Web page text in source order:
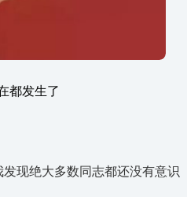
都发生了
现绝大多数同志都还没有意识